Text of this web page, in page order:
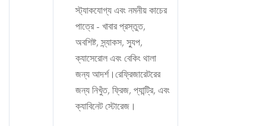
স্ট্যাকযোগ্য এবং নমনীয় কাচের
পাত্রে - খাবার প্রস্তুত,
অবশিষ্ট, স্ন্যাকস, স্যুপ,
ক্যাসেরোল এবং বেকিং থালা
জন্য আদর্শ।রেফ্রিজারেটরের
জন্য নিখুঁত, ফ্রিজ, প্যান্ট্রি, এবং
ক্যাবিনেট স্টোরেজ।